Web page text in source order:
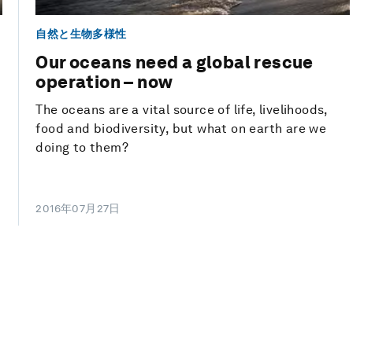
自然と生物多様性
Our oceans need a global rescue
operation – now
The oceans are a vital source of life, livelihoods,
food and biodiversity, but what on earth are we
doing to them?
2016年07月27日